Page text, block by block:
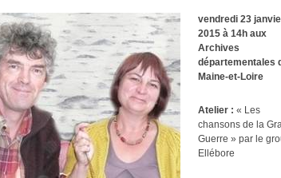
vendredi 23
2015 à 14h aux
Archives
départementales
Maine-et-Loire
Atelier : « Les
chansons de la
Guerre » par le
Ellébore